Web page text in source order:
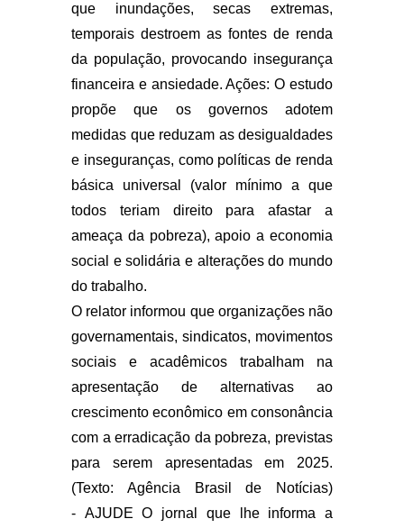
que inundações, secas extremas,
temporais destroem as fontes de renda
da população, provocando insegurança
financeira e ansiedade. Ações: O estudo
propõe que os governos adotem
medidas que reduzam as desigualdades
e inseguranças, como políticas de renda
básica universal (valor mínimo a que
todos teriam direito para afastar a
ameaça da pobreza), apoio a economia
social e solidária e alterações do mundo
do trabalho.
O relator informou que organizações não
governamentais, sindicatos, movimentos
sociais e acadêmicos trabalham na
apresentação de alternativas ao
crescimento econômico em consonância
com a erradicação da pobreza, previstas
para serem apresentadas em 2025.
(Texto: Agência Brasil de Notícias)
- AJUDE O jornal que lhe informa a